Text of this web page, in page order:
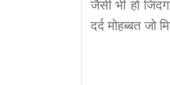
जैसी भी हो
दर्द मोहब्बत जो